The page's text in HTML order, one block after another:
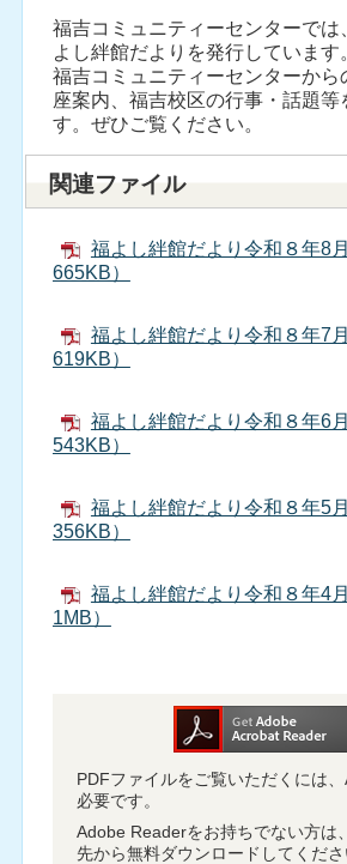
福吉コミュニティーセンターでは
よし絆館だよりを発行しています
福吉コミュニティーセンターから
座案内、福吉校区の行事・話題等
す。ぜひご覧ください。
関連ファイル
福よし絆館だより令和８年8
665KB）
福よし絆館だより令和８年7
619KB）
福よし絆館だより令和８年6
543KB）
福よし絆館だより令和８年5
356KB）
福よし絆館だより令和８年4
1MB）
PDFファイルをご覧いただくには
必要です。
Adobe Readerをお持ちでない方は
先から無料ダウンロードしてくださ